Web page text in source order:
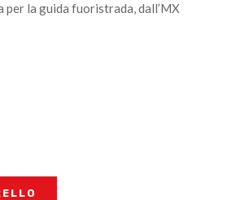
la guida fuoristrada, dall’MX